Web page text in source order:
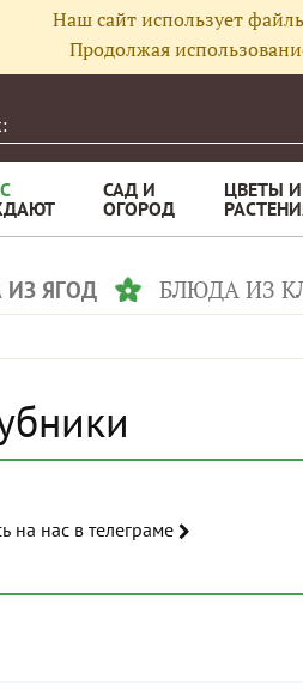
Наш сайт использует
Продолжая
САД И
ОГОРОД
ЦВЕТЫ И
ЯГОД БЛЮДА ИЗ
Подпишитесь на нас в телеграме